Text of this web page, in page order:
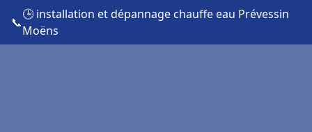
📞
🕒 installation et dépannage chauffe eau Prévessin
Moëns